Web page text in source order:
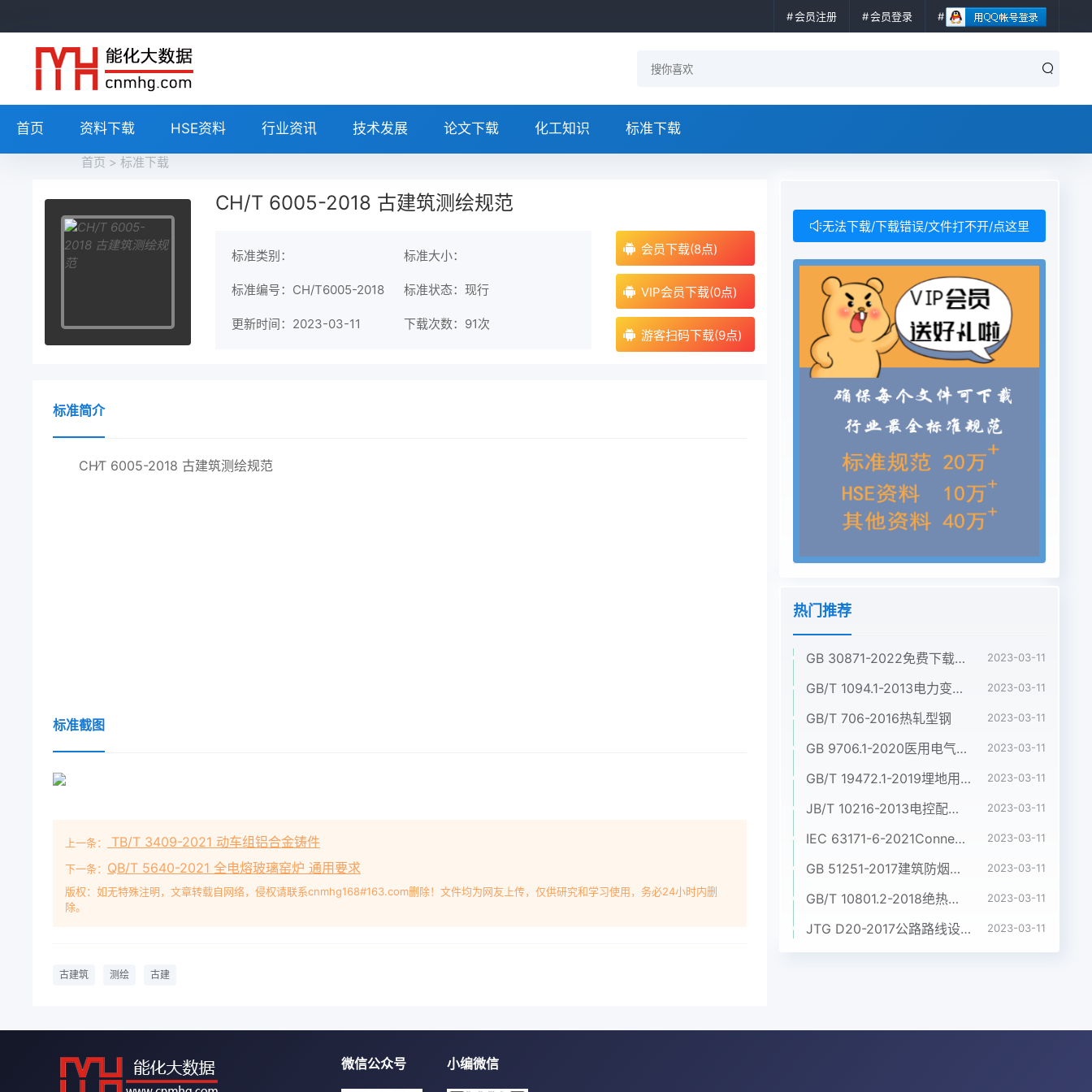
会员注册 会员登录
首页 资料下载 HSE资料 行业资讯 技术发展 论文下载 化工知识 标准下载
首页 > 标准下载
CH/T 6005-2018 古建筑测绘规范
标准类别： 标准大小：
标准编号：CH/T6005-2018 标准状态：现行
更新时间：2023-03-11 下载次数： 91次
会员下载(8点)
VIP会员下载(0点)
游客扫码下载(9点)
标准简介
CH∕T 6005-2018 古建筑测绘规范
标准截图
上一条： TB/T 3409-2021 动车组铝合金铸件
下一条： QB/T 5640-2021 全电熔玻璃窑炉 通用要求
版权：如无特殊注明，文章转载自网络，侵权请联系cnmhg168#163.com删除！文件均为网友上传，仅供研究和学习使用，务必24小时内删
除。
古建筑 测绘 古建
无法下载/下载错误/文件打不开/点这里
热门推荐
GB 30871-2022免费下载危险化学品企业特殊作业安全规范 2023-03-11
GB/T 1094.1-2013电力变压器 第1部分:总则 2023-03-11
GB/T 706-2016热轧型钢 2023-03-11
GB 9706.1-2020医用电气设备 第1部分:基本安全和基本性能的通用要求 2023-03-11
GB/T 19472.1-2019埋地用聚乙烯(PE)结构壁管道系统 第1部分:聚乙烯双壁波纹管材 2023-03-11
JB/T 10216-2013电控配电用电缆桥架 2023-03-11
IEC 63171-6-2021Connectors for electrical and electronic equipment - Part 6: Detail specification for 2-way and 4-way (data/power), shielded, free and fixed connectors for power and data transmission with frequencies up to 600 MHz 2023-03-11
GB 51251-2017建筑防烟排烟系统技术标准 2023-03-11
GB/T 10801.2-2018绝热用挤塑聚苯乙烯泡沫塑料(XPS) 2023-03-11
JTG D20-2017公路路线设计规范 2023-03-11
微信公众号 小编微信